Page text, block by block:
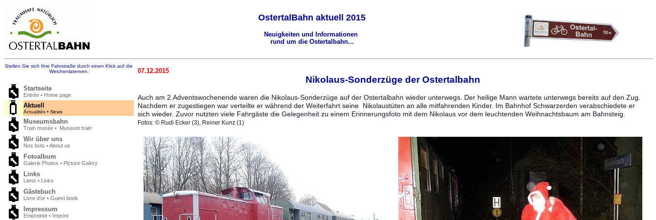
OstertalBahn aktuell 2015
Neuigkeiten und Informationen
rund um die Ostertalbahn...
Stellen Sie sich Ihre Fahrstraße durch einen Klick auf die
Weichenlaternen.
Startseite
Entrée • Home page
Aktuell
Actualités • News
Museumsbahn
Train musée • Museum train
Wir über uns
Nos buts • About us
Fotoalbum
Galerie Photos • Picture Galery
Links
Liens • Links
Gästebuch
Livre d'or • Guest book
Impressum
Empreinte • Imprint
07.12.2015
Nikolaus-Sonderzüge der Ostertalbahn
Auch am 2.Adventswochenende waren die Nikolaus-Sonderzüge auf der Ostertalbahn wieder unterwegs. Der heilige Mann wartete unterwegs bereits auf den Zug.
Nachdem er zugestiegen war verteilte er während der Weiterfahrt seine Nikolaustüten an alle mitfahrenden Kinder. Im Bahnhof Schwarzerden verabschiedete er
sich wieder. Zuvor nutzten viele Fahrgäste die Gelegenheit zu einem Erinnerungsfoto mit dem Nikolaus vor dem leuchtenden Weihnachtsbaum am Bahnsteig.
Fotos: © Rudi Ecker (3), Reiner Kunz (1)